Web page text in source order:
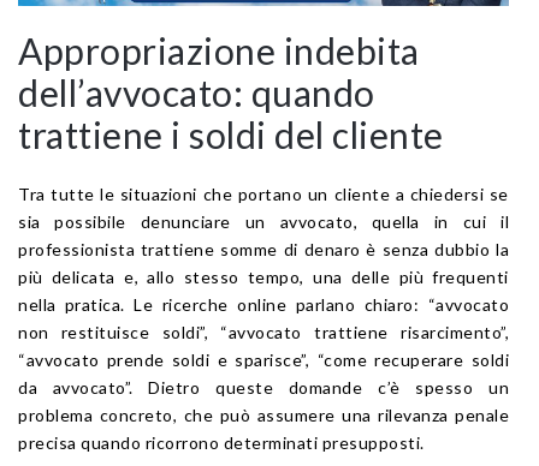
Appropriazione indebita
dell’avvocato: quando
trattiene i soldi del cliente
Tra tutte le situazioni che portano un cliente a chiedersi se
sia possibile denunciare un avvocato, quella in cui il
professionista trattiene somme di denaro è senza dubbio la
più delicata e, allo stesso tempo, una delle più frequenti
nella pratica. Le ricerche online parlano chiaro: “avvocato
non restituisce soldi”, “avvocato trattiene risarcimento”,
“avvocato prende soldi e sparisce”, “come recuperare soldi
da avvocato”. Dietro queste domande c’è spesso un
problema concreto, che può assumere una rilevanza penale
precisa quando ricorrono determinati presupposti.